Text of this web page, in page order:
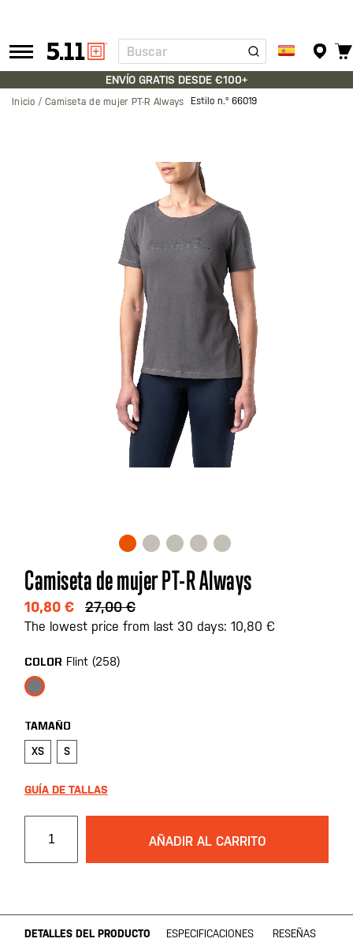
Tactical
Gear
Buscar
ENVÍO GRATIS DESDE €100+
Inicio Camiseta de mujer PT-R Always Estilo n.º 66019
Saltar
al
comienzo
de
galería
de
imágenes
Camiseta de mujer PT-R Always
10,80 € 27,00 €
The lowest price from last 30 days: 10,80 €
COLOR Flint (258)
TAMAÑO
XS S
GUÍA DE TALLAS
AÑADIR AL CARRITO
DETALLES DEL PRODUCTO ESPECIFICACIONES RESEÑAS